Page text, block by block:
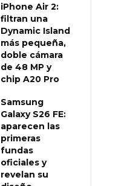
iPhone Air 2:
filtran una
Dynamic Island
más pequeña,
doble cámara
de 48 MP y
chip A20 Pro
Samsung
Galaxy S26 FE:
aparecen las
primeras
fundas
oficiales y
revelan su